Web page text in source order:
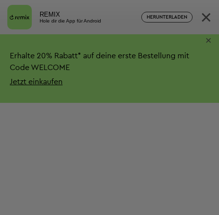
REMIX
Hole dir die App für Android
HERUNTERLADEN ×
Erhalte 20% Rabatt* auf deine erste Bestellung mit
Code WELCOME
Jetzt einkaufen
×